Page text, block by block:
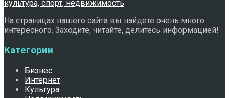
На страницах нашего сайта вы найдете очень много
интересного. Заходите, читайте, делитесь информацией!
Категории
Бизнес
Интернет
Культура